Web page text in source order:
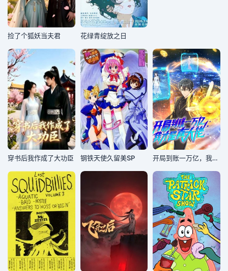
捡了个狐妖当夫君 花绿青绽放之日
穿书后我作成了大功臣 钢铁天使久留美SP 开局到账一万亿，我才是真大佬